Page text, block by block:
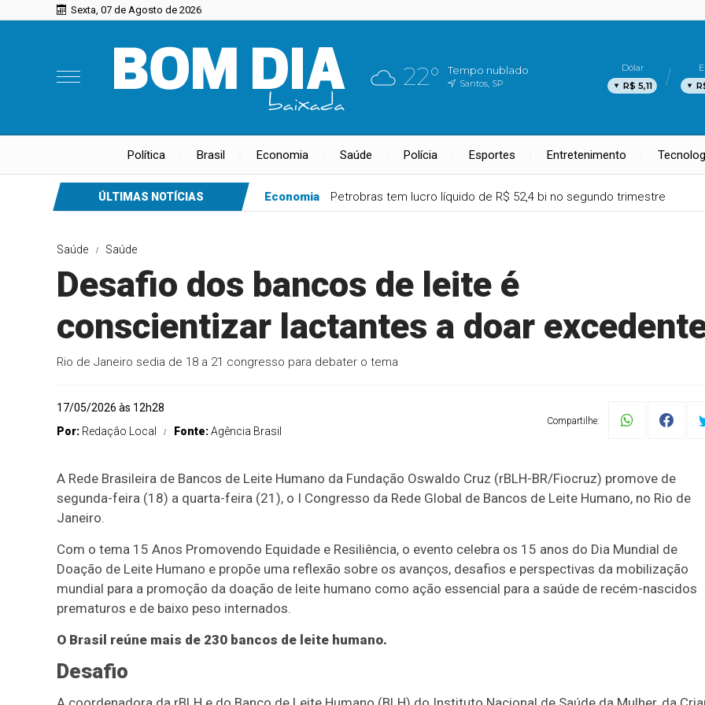
Sexta, 07 de Agosto de 2026
22° Tempo nublado
Santos, SP
Dólar
R$ 5,11
Política Brasil Economia Saúde Polícia Esportes Entretenimento
ÚLTIMAS NOTÍCIAS Economia Petrobras tem lucro líquido de R$ 52,4 bi no segundo trimestre
Saúde Saúde
Desafio dos bancos de leite é
conscientizar lactantes a doar
Rio de Janeiro sedia de 18 a 21 congresso para debater o tema
17/05/2026 às 12h28
Por: Redaçâo Local Fonte:Agência Brasil
Compartilhe:
A Rede Brasileira de Bancos de Leite Humano da Fundação Oswaldo Cruz (rBLH-BR/Fiocruz) promove de
segunda-feira (18) a quarta-feira (21), o I Congresso da Rede Global de Bancos de Leite Humano, no Rio de
Janeiro.
Com o tema 15 Anos Promovendo Equidade e Resiliência, o evento celebra os 15 anos do Dia Mundial de
Doação de Leite Humano e propõe uma reflexão sobre os avanços, desafios e perspectivas da mobilização
mundial para a promoção da doação de leite humano como ação essencial para a saúde de recém-nascidos
prematuros e de baixo peso internados.
O Brasil reúne mais de 230 bancos de leite humano.
Desafio